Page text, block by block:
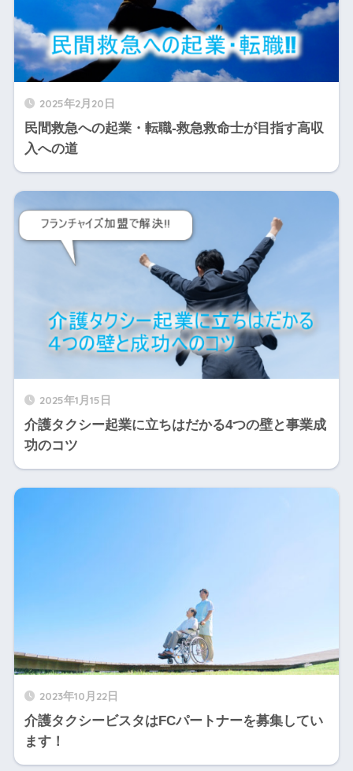
2025年2月20日
民間救急への起業・転職-救急救命士が目指す高収
入への道
2025年1月15日
介護タクシー起業に立ちはだかる4つの壁と事業成
功のコツ
2023年10月22日
介護タクシービスタはFCパートナーを募集してい
ます！